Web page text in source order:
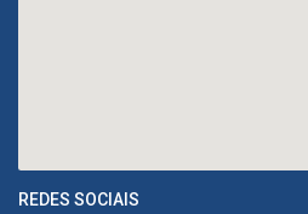
REDES SOCIAIS